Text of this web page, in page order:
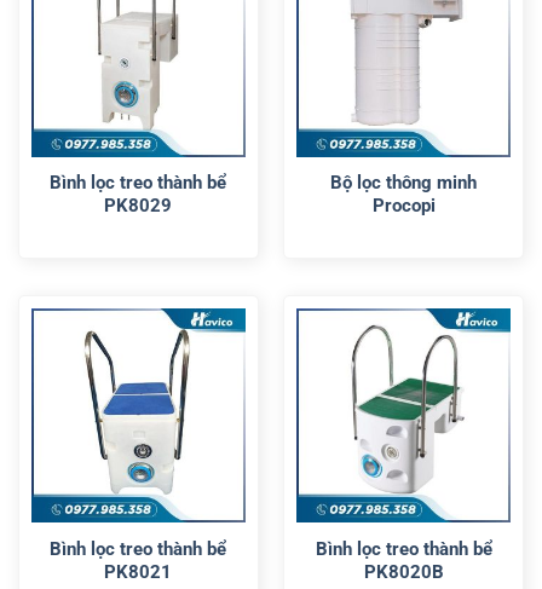
Bình lọc treo thành bể
PK8029
Bộ lọc thông minh
Procopi
Bình lọc treo thành bể
PK8021
Bình lọc treo thành bể
PK8020B